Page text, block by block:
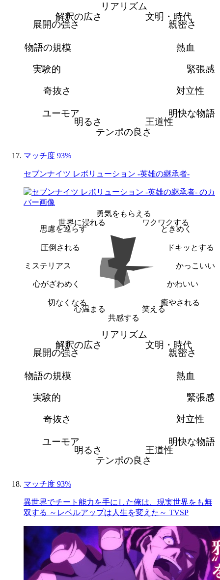
リアリズム
文明・時代
親密さ
熱血
緊張感
対立性
明快な物語
王道性
テンポの良さ
明るさ
ユーモア
奇抜さ
実験的
物語の規模
展開の強さ
解釈の広さ
マッチ度 93%
セブンナイツ レボリューション -英雄の継承者-
勇気をもらえる
ワクワクする
ときめく
ドキッとする
かっこいい
かわいい
癒やされる
笑える
共感する
心温まる
切なくなる
心がざわめく
ミステリアス
圧倒される
思慮を巡らす
世界に浸れる
リアリズム
文明・時代
親密さ
熱血
緊張感
対立性
明快な物語
王道性
テンポの良さ
明るさ
ユーモア
奇抜さ
実験的
物語の規模
展開の強さ
解釈の広さ
マッチ度 93%
異世界でチート能力を手にした俺は、現実世界をも無
双する ～レベルアップは人生を変えた～ TVSP